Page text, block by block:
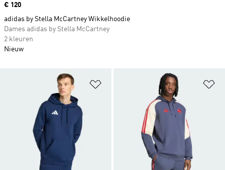
Op verlanglijst zetten
Price
€ 120
adidas by Stella McCartney Wikkelhoodie
Dames adidas by Stella McCartney
2 kleuren
Nieuw